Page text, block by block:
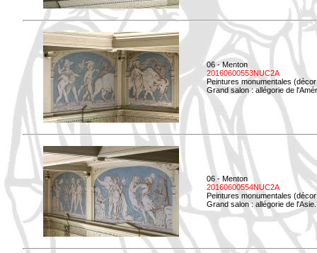
06 - Menton
20160600553NUC2A
Peintures monumentales
Grand salon : allégorie de
06 - Menton
20160600554NUC2A
Peintures monumentales
Grand salon : allégorie de l'Asie.